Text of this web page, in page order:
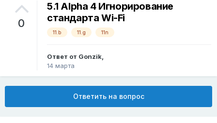
0
5.1 Alpha 4 Игнорирование
стандарта Wi-Fi
11.b 11.g 11n
Ответ от Gonzik,
14 марта
Ответить на вопрос